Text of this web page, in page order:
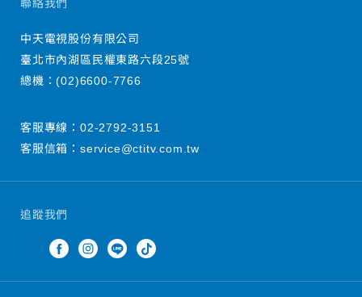
追蹤我們
聯絡我們
中天電視股份有限公司
臺北市內湖區民權東路六段25號
總機：(02)6600-7766
客服專線： 02-2792-3151
客服信箱： service@ctitv.com.tw